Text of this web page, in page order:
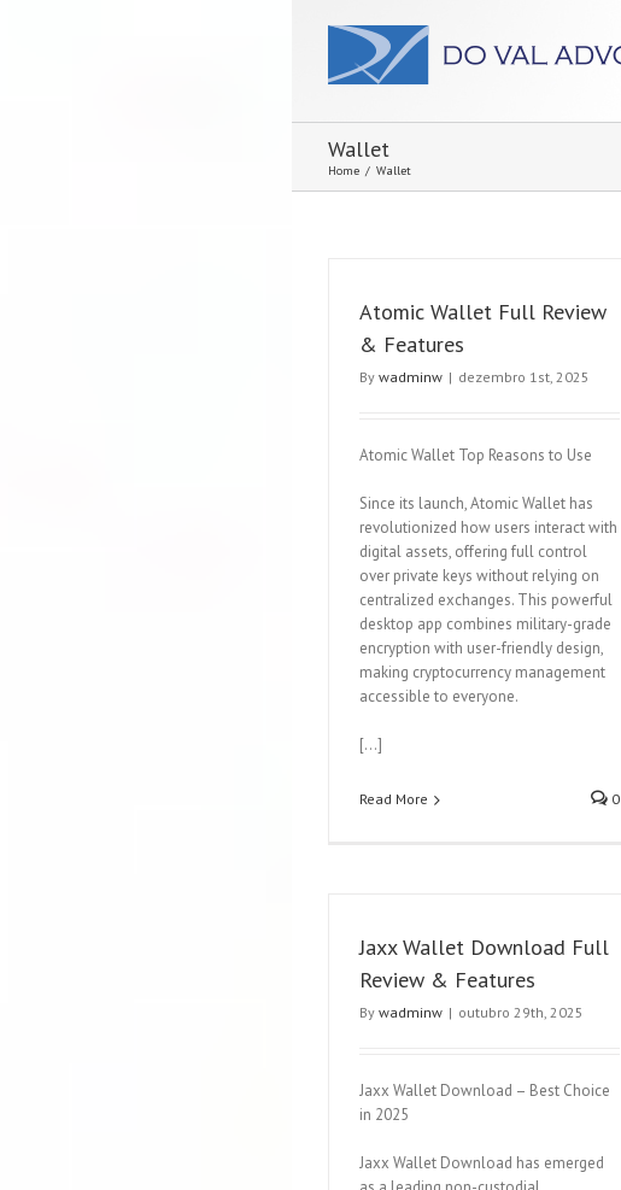
Wallet
Home / Wallet
Atomic Wallet Full Review
& Features
By wadminw | dezembro 1st, 2025
Atomic Wallet Top Reasons to Use
Since its launch, Atomic Wallet has
revolutionized how users interact with
digital assets, offering full control
over private keys without relying on
centralized exchanges. This powerful
desktop app combines military-grade
encryption with user-friendly design,
making cryptocurrency management
accessible to everyone.
[…]
Read More 0
Jaxx Wallet Download Full
Review & Features
By wadminw | outubro 29th, 2025
Jaxx Wallet Download – Best Choice
in 2025
Jaxx Wallet Download has emerged